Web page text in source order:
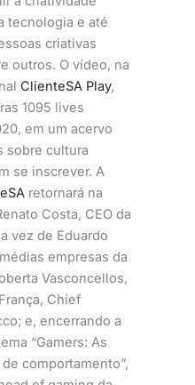
tecnologia e até
criativas
outros. O vídeo, na
ClienteSA Play,
1095 lives
em um acervo
sobre cultura
se inscrever. A
retornará na
Costa, CEO da
vez de Eduardo
empresas da
Vasconcellos,
Chief
e, encerrando a
“Gamers: As
comportamento”,